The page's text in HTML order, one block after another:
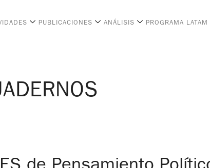
PUBLICACIONES ANÁLISIS PROGRAMA LATAM